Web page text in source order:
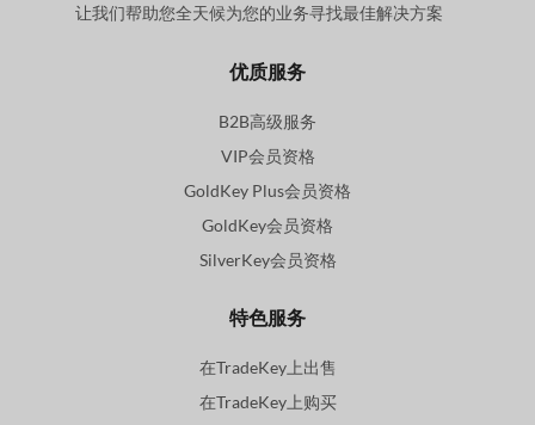
让我们帮助您全天候为您的业务寻找最佳解决方案
优质服务
B2B高级服务
VIP会员资格
GoldKey Plus会员资格
GoldKey会员资格
SilverKey会员资格
特色服务
在TradeKey上出售
在TradeKey上购买